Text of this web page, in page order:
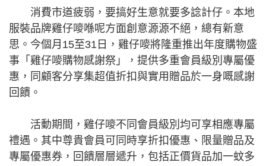
消費市道疲弱，要搞好生意就要多諗計仔。本地
服裝品牌雞仔嘜喺呢方面創意源源不絕，總有新意
思。今個月15至31日，雞仔嘜將隆重推出年度購物盛
事「雞仔嘜購物感謝祭」，提供多重會員級別專屬優
惠，同顧客分享集超值折扣與實用贈品於一身嘅感謝
回饋。
活動期間，雞仔嘜不同會員級別均可享相應專屬
禮遇。其中尊貴會員可同時享折扣優惠、限量贈品及
專屬優惠券，回饋層層遞升，包括正價貨品加一蚊多